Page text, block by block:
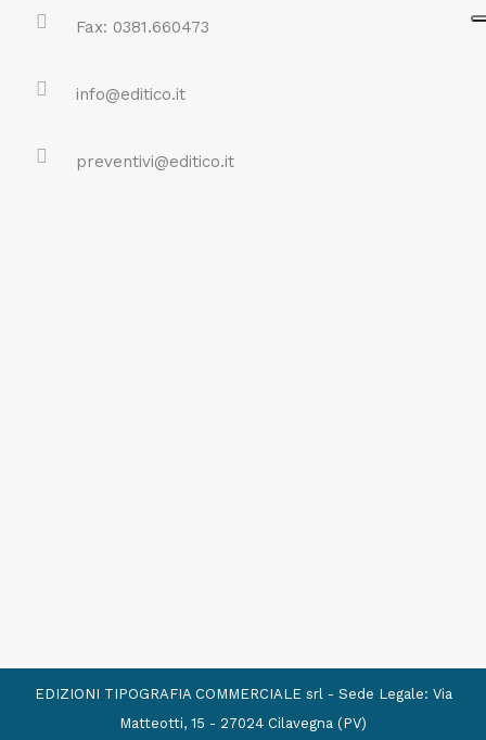
Fax: 0381.660473
info@editico.it
preventivi@editico.it
EDIZIONI TIPOGRAFIA COMMERCIALE srl - Sede Legale: Via
Matteotti, 15 - 27024 Cilavegna (PV)